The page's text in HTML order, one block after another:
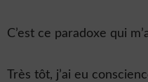
C’est ce paradoxe qui
Très tôt, j’ai eu